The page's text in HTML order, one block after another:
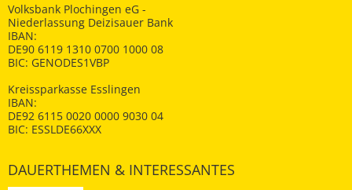
Volksbank Plochingen eG -
Niederlassung Deizisauer Bank
IBAN:
DE90 6119 1310 0700 1000 08
BIC: GENODES1VBP
Kreissparkasse Esslingen
IBAN:
DE92 6115 0020 0000 9030 04
BIC: ESSLDE66XXX
DAUERTHEMEN & INTERESSANTES